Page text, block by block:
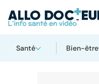
Santé Bien-être